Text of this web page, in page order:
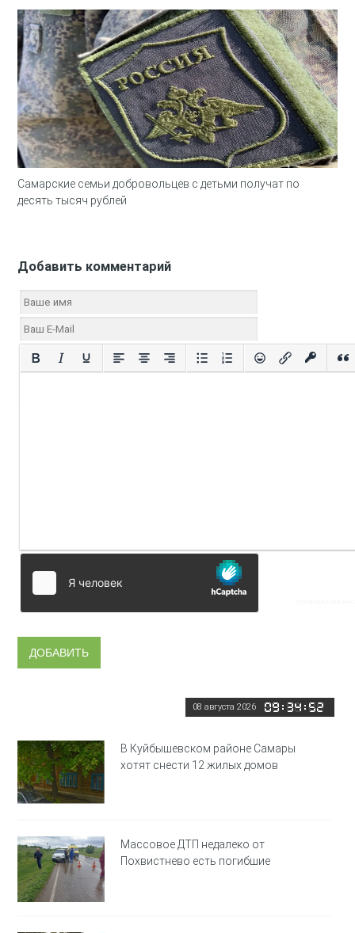
Самарские семьи добровольцев с детьми получат по
десять тысяч рублей
Добавить комментарий
08 августа 2026
В Куйбышевском районе Самары
хотят снести 12 жилых домов
Массовое ДТП недалеко от
Похвистнево есть погибшие